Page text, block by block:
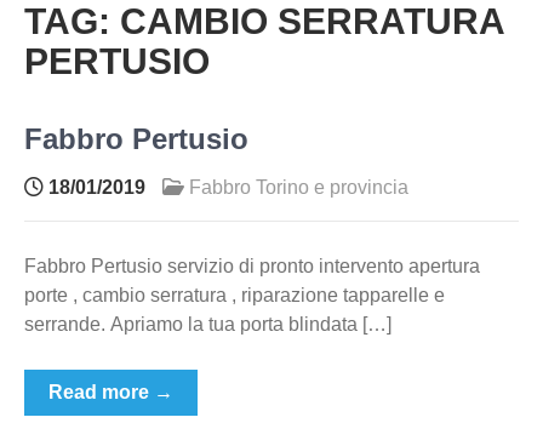
TAG: CAMBIO SERRATURA
PERTUSIO
Fabbro Pertusio
18/01/2019 Fabbro Torino e provincia
Fabbro Pertusio servizio di pronto intervento apertura
porte , cambio serratura , riparazione tapparelle e
serrande. Apriamo la tua porta blindata […]
Read more →